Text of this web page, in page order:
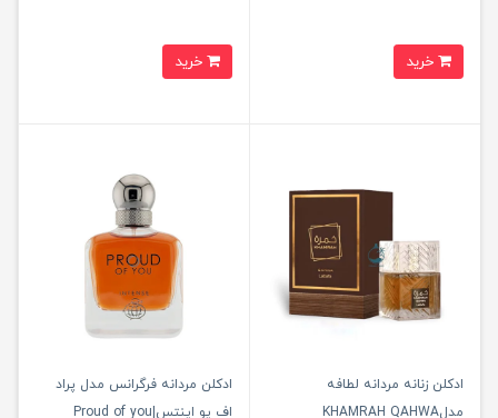
ادكلن زنانه مردانه لطافه
مدلKHAMRAH QAHWA
ادكلن مردانه فرگرانس مدل پراد
اف يو اينتس|Proud of you